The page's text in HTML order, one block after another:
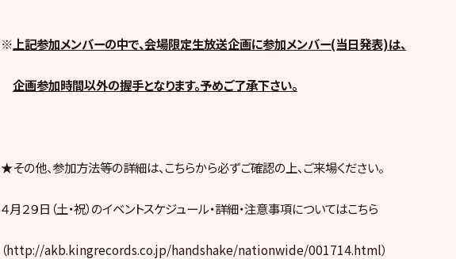
※ 上記参加メンバーの中で、会場限定生放送企画に参加メンバー(当日発表)は、
企画参加時間以外の握手となります。予めご了承下さい。
★その他、参加方法等の詳細は、こちらから必ずご確認の上、ご来場ください。
４月２９日（土・祝）のイベントスケジュール・詳細・注意事項についてはこちら
（http://akb.kingrecords.co.jp/handshake/nationwide/001714.html）